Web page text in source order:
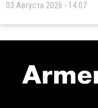
03 Августа 2026 - 14:07